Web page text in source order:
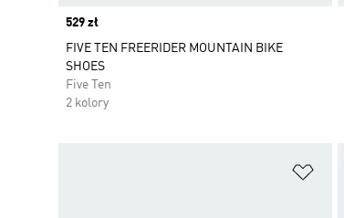
Price
529 zł
FIVE TEN FREERIDER MOUNTAIN BIKE
SHOES
Five Ten
2 kolory